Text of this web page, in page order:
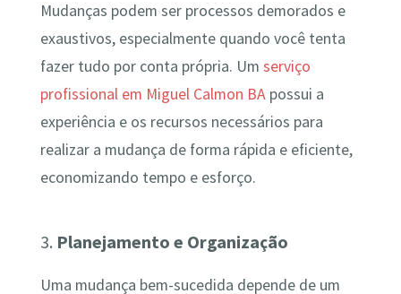
Mudanças podem ser processos demorados e
exaustivos, especialmente quando você tenta
fazer tudo por conta própria. Um serviço
profissional em Miguel Calmon BApossui a
experiência e os recursos necessários para
realizar a mudança de forma rápida e eficiente,
economizando tempo e esforço.
3. Planejamento e Organização
Uma mudança bem-sucedida depende de um